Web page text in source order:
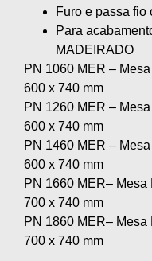
Furo e passa fio
Para
MADEIRADO
PN 1060 MER –
600 x 740 mm
PN 1260 MER –
600 x 740 mm
PN 1460 MER –
600 x 740 mm
PN 1660 MER–
700 x 740 mm
PN 1860 MER–
700 x 740 mm